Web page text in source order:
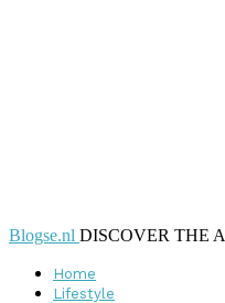
Blogse.nl DISCOVER THE
Home
Lifestyle